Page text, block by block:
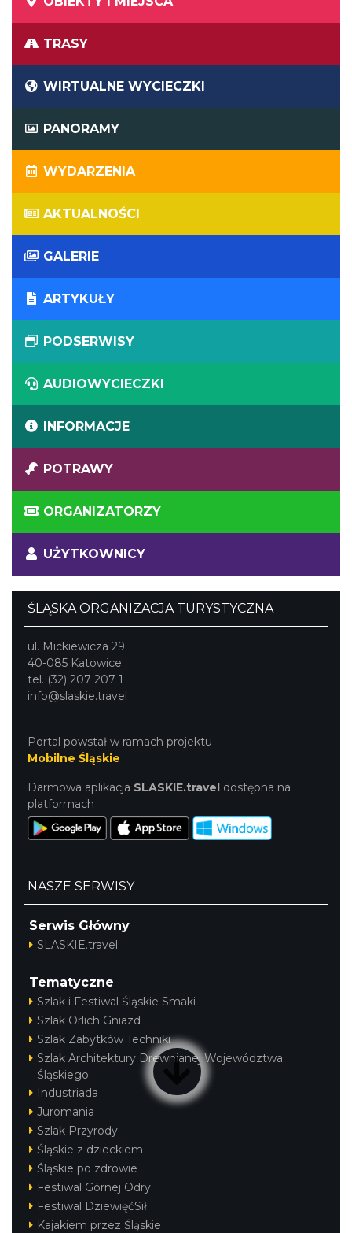
TRASY
WIRTUALNE WYCIECZKI
PANORAMY
WYDARZENIA
AKTUALNOŚCI
GALERIE
ARTYKUŁY
PODSERWISY
AUDIOWYCIECZKI
INFORMACJE
POTRAWY
ORGANIZATORZY
UŻYTKOWNICY
ŚLĄSKA ORGANIZACJA TURYSTYCZNA
ul. Mickiewicza 29
40-085 Katowice
tel. (32) 207 207 1
info@slaskie.travel
Portal powstał w ramach projektu
Mobilne Śląskie
Darmowa aplikacja SLASKIE.travel dostępna na
platformach
NASZE SERWISY
Serwis Główny
SLASKIE.travel
Tematyczne
Szlak i Festiwal Śląskie Smaki
Szlak Orlich Gniazd
Szlak Zabytków Techniki
Szlak Architektury Drewnianej Województwa
Śląskiego
Industriada
Juromania
Szlak Przyrody
Śląskie z dzieckiem
Śląskie po zdrowie
Festiwal Górnej Odry
Festiwal DziewięćSił
Kajakiem przez Śląskie